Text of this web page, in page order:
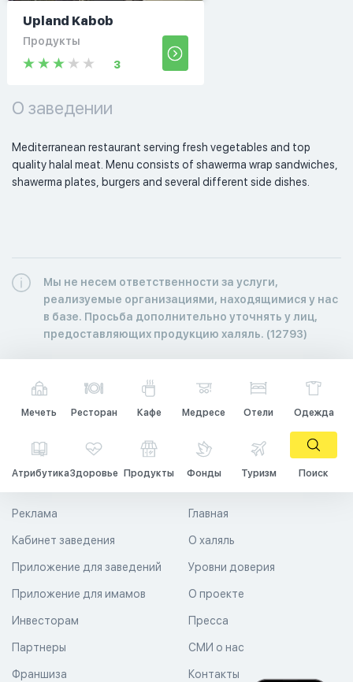
Upland Kabob
Продукты
3
О заведении
Mediterranean restaurant serving fresh vegetables and top
quality halal meat. Menu consists of shawerma wrap sandwiches,
shawerma plates, burgers and several different side dishes.
Мы не несем ответственности за услуги,
реализуемые организациями, находящимися у нас
в базе. Просьба дополнительно уточнять у лиц,
предоставляющих продукцию халяль. (12793)
Мечеть Ресторан Кафе Медресе Отели Одежда
АтрибутикаЗдоровье Продукты Фонды Туризм Поиск
Главная
О халяль
Уровни доверия
Реклама
Кабинет заведения
Приложение для заведений
Приложение для имамов О проекте
Пресса
СМИ о нас
Контакты
Инвесторам
Партнеры
Франшиза